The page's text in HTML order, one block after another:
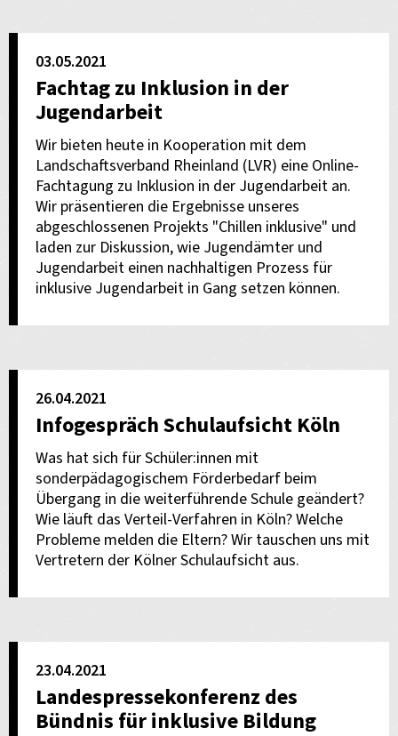
03.05.2021
Fachtag zu Inklusion in der
Jugendarbeit
Wir bieten heute in Kooperation mit dem
Landschaftsverband Rheinland (LVR) eine Online-
Fachtagung zu Inklusion in der Jugendarbeit an.
Wir präsentieren die Ergebnisse unseres
abgeschlossenen Projekts "Chillen inklusive" und
laden zur Diskussion, wie Jugendämter und
Jugendarbeit einen nachhaltigen Prozess für
inklusive Jugendarbeit in Gang setzen können.
26.04.2021
Infogespräch Schulaufsicht Köln
Was hat sich für Schüler:innen mit
sonderpädagogischem Förderbedarf beim
Übergang in die weiterführende Schule geändert?
Wie läuft das Verteil-Verfahren in Köln? Welche
Probleme melden die Eltern? Wir tauschen uns mit
Vertretern der Kölner Schulaufsicht aus.
23.04.2021
Landespressekonferenz des
Bündnis für inklusive Bildung